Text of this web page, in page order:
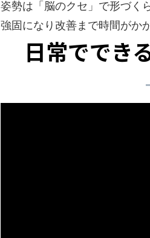
姿勢は「脳のクセ」で形づく
強固になり改善まで時間がか
日常ででき